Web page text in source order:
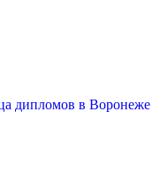
дипломов в Воронеже